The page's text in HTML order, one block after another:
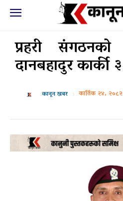
प्रहरी
दानबहादुर
कानून खबर कार्तिक २४, २०८२